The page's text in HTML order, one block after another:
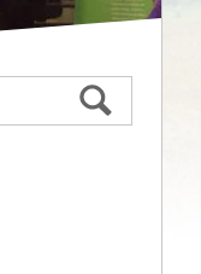
Suchen